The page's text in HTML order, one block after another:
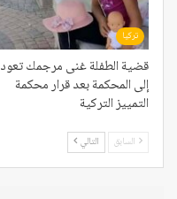
تركيا
قضية الطفلة غنى مرجمك تعود
إلى المحكمة بعد قرار محكمة
التمييز التركية
السابق التالي